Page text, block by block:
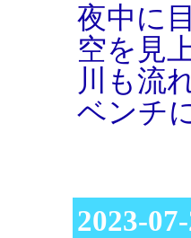
夜中に
空を見
川も流
ベンチ
2023-